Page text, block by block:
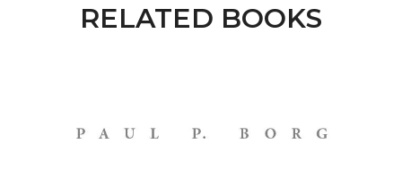
RELATED BOOKS